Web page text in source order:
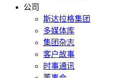
公司
斯达拉格集团
多媒体库
集团杂志
客户故事
时事通讯